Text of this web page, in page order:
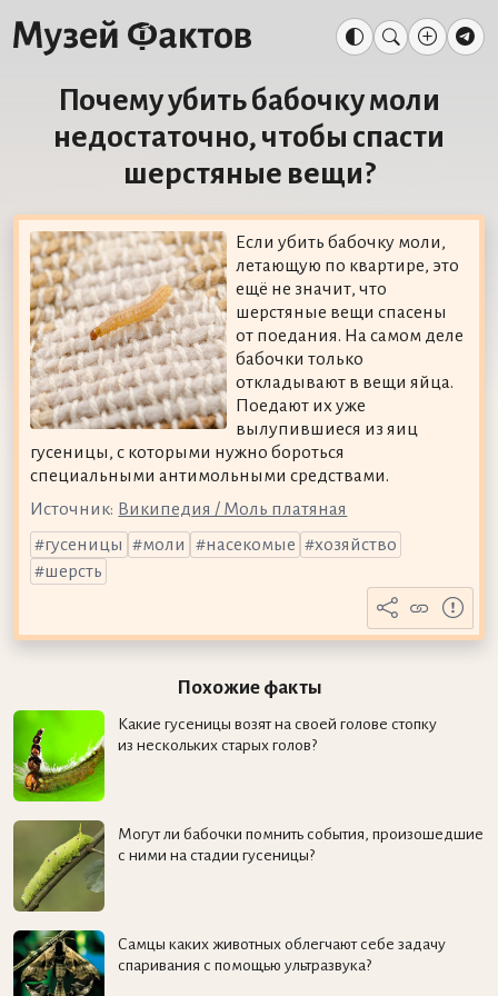
Почему убить бабочку моли
недостаточно, чтобы спасти
шерстяные вещи?
Если убить бабочку моли,
летающую по квартире, это
ещё не значит, что
шерстяные вещи спасены
от поедания. На самом деле
бабочки только
откладывают в вещи яйца.
Поедают их уже
вылупившиеся из яиц
гусеницы, с которыми нужно бороться
специальными антимольными средствами.
Источник: Википедия / Моль платяная
гусеницы
моли насекомые
хозяйство
шерсть
Похожие факты
Какие гусеницы возят на своей голове стопку
из нескольких старых голов?
Могут ли бабочки помнить события, произошедшие
с ними на стадии гусеницы?
Самцы каких животных облегчают себе задачу
спаривания с помощью ультразвука?